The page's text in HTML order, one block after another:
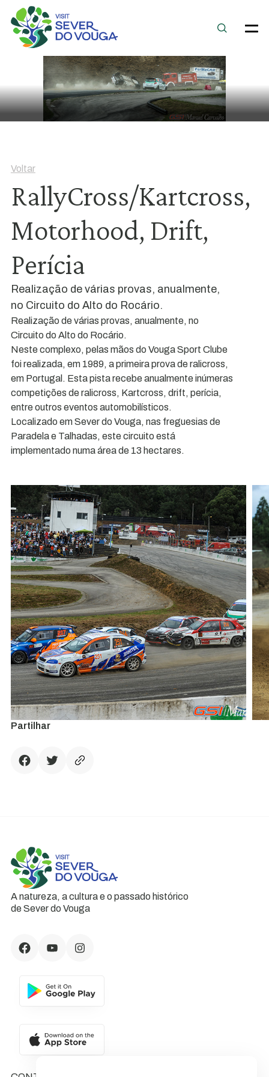
Voltar
RallyCross/Kartcross,
Motorhood, Drift,
Perícia
Realização de várias provas, anualmente,
no Circuito do Alto do Rocário.
Realização de várias provas, anualmente, no
Circuito do Alto do Rocário.
Neste complexo, pelas mãos do Vouga Sport Clube
foi realizada, em 1989, a primeira prova de ralicross,
em Portugal. Esta pista recebe anualmente inúmeras
competições de ralicross, Kartcross, drift, perícia,
entre outros eventos automobilísticos.
Localizado em Sever do Vouga, nas freguesias de
Paradela e Talhadas, este circuito está
implementado numa área de 13 hectares.
Partilhar
A natureza, a cultura e o passado histórico
de Sever do Vouga